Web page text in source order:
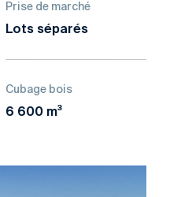
Prise de marché
Lots séparés
Cubage bois
6 600 m³